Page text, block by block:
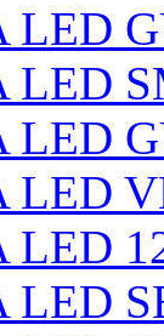
LED
LED
LED
LED
LED
LED